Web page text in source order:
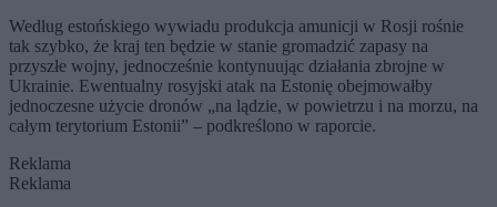
Według estońskiego wywiadu produkcja amunicji w Rosji rośnie
tak szybko, że kraj ten będzie w stanie gromadzić zapasy na
przyszłe wojny, jednocześnie kontynuując działania zbrojne w
Ukrainie. Ewentualny rosyjski atak na Estonię obejmowałby
jednoczesne użycie dronów „na lądzie, w powietrzu i na morzu, na
całym terytorium Estonii” – podkreślono w raporcie.
Reklama
Reklama